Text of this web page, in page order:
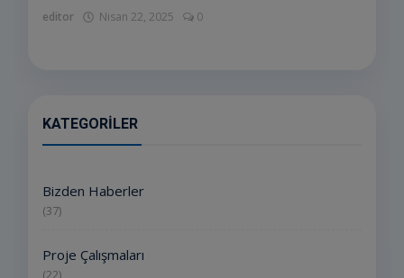
editor Nisan 22, 2025 0
KATEGORILER
Bizden Haberler
(37)
Proje Çalışmaları
(22)